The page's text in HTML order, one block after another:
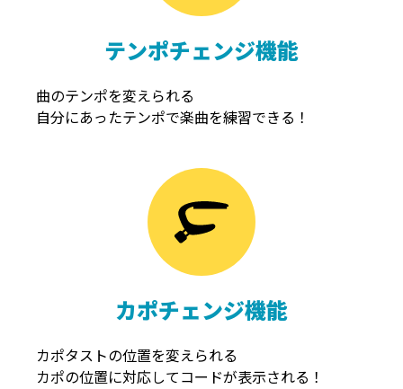
テンポチェンジ機能
曲のテンポを変えられる
自分にあったテンポで楽曲を練習できる！
カポチェンジ機能
カポタストの位置を変えられる
カポの位置に対応してコードが表示される！